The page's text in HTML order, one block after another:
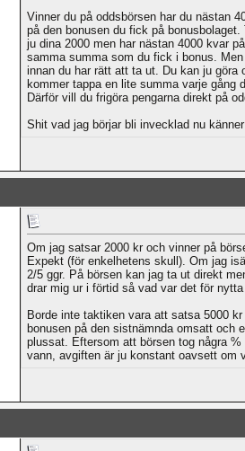
Vinner du på oddsbörsen har du nästan
på den bonusen du fick på
ju dina 2000 men har nästan 4000 kvar
samma summa som du fick i bonus.
innan du har rätt att ta ut. Du kan ju
kommer tappa en lite summa varje gång
Därför vill du frigöra pengarna direkt på
Shit vad jag börjar bli invecklad nu
Om jag satsar 2000 kr och vinner på
Expekt (för enkelhetens skull). Om jag
2/5 ggr. På börsen kan jag ta ut direkt
drar mig ur i förtid så vad var det för
Borde inte taktiken vara att satsa 5000
bonusen på den sistnämnda omsatt och
plussat. Eftersom att börsen tog några
vann, avgiften är ju konstant oavsett om